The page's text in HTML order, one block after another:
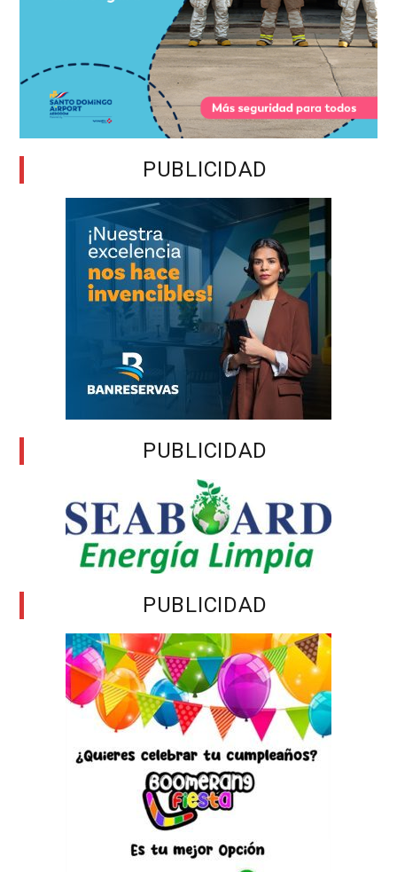
PUBLICIDAD
PUBLICIDAD
PUBLICIDAD